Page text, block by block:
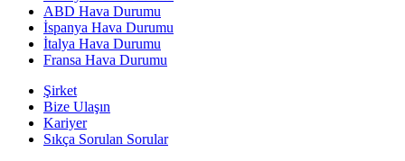
ABD Hava Durumu
İspanya Hava Durumu
İtalya Hava Durumu
Fransa Hava Durumu
Şirket
Bize Ulaşın
Kariyer
Sıkça Sorulan Sorular